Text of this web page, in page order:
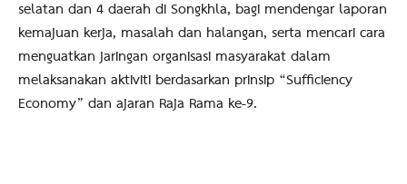
selatan dan 4 daerah di Songkhla, bagi mendengar laporan
kemajuan kerja, masalah dan halangan, serta mencari cara
menguatkan jaringan organisasi masyarakat dalam
melaksanakan aktiviti berdasarkan prinsip “Sufficiency
Economy” dan ajaran Raja Rama ke-9.